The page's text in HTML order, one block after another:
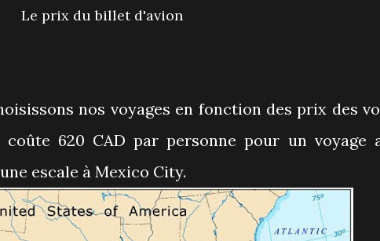
Le prix du billet d'avion
nos voyages en fonction des prix des
620 CAD par personne pour un voyage
escale à Mexico City.